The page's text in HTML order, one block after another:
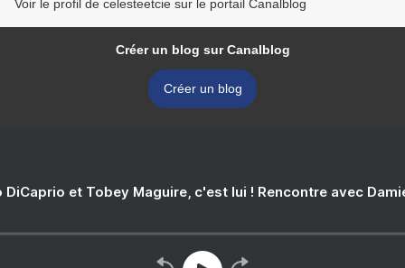
Voir le profil de celesteetcie sur le portail Canalblog
Créer un blog sur Canalblog
Créer un blog
DiCaprio et Tobey Maguire, c'est lui ! Rencontre avec